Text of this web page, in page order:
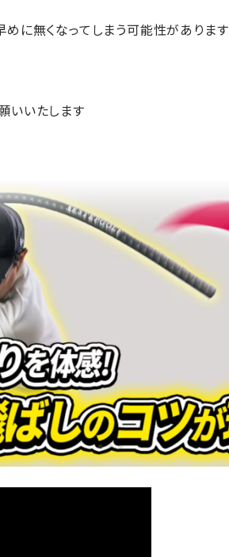
に無くなってしまう可能性があります
いいたします